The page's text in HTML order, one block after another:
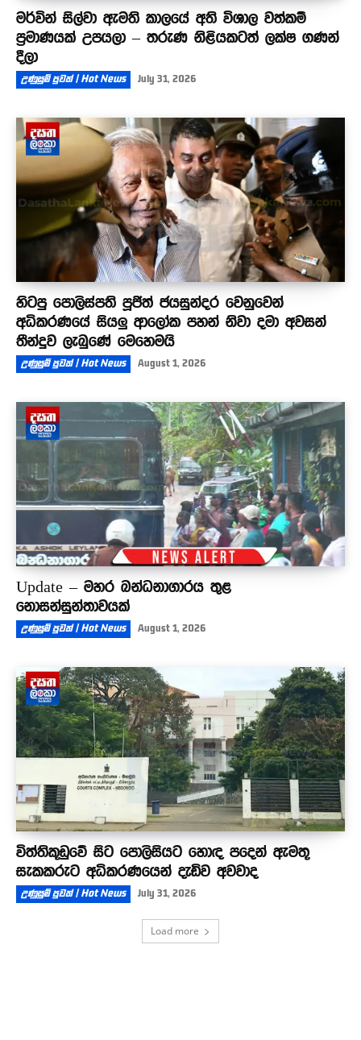
මර්වින් සිල්වා ඇමති කාලයේ අති විශාල වත්කම්
ප්‍රමාණයක් උපයලා – තරුණ නිළියකටත් ලක්ෂ ගණන්
දීලා
උණුසුම් පුවත් | Hot News July 31, 2026
හිටපු පොලිස්පති පූජිත් ජයසුන්දර වෙනුවෙන්
අධිකරණයේ සියලු ආලෝක පහන් නිවා දමා අවසන්
තීන්දුව ලැබුණේ මෙහෙමයි
උණුසුම් පුවත් | Hot News August 1, 2026
Update – මහර බන්ධනාගාරය තුළ
නොසන්සුන්තාවයක්
උණුසුම් පුවත් | Hot News August 1, 2026
විත්තිකූඩුවේ සිට පොලිසියට හොඳ පදෙන් ඇමතූ
සැකකරුට අධිකරණයෙන් දැඩිව අවවාද
උණුසුම් පුවත් | Hot News July 31, 2026
Load more